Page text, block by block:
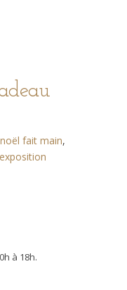
fait main,
exposition
à 18h.